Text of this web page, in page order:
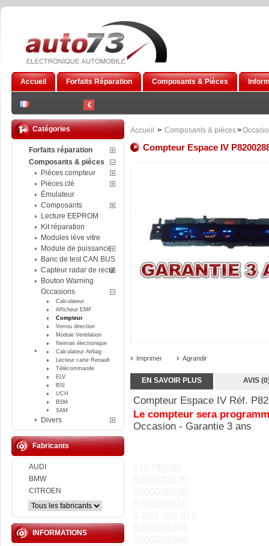
€
Accueil Forfaits Réparation Composants & Pièces
Catégories
Forfaits réparation
Composants & pièces
Pièces compteur
Pièces clé
Émulateur
Composants
Lecture EEPROM
Kit réparation
Modules lève vitre
Module de puissance
Banc de test CAN BUS
Capteur radar de recul
Bouton Warning
Occasions
Calculateur
Afficheur EMF
Compteur
Verrou direction
Module Ventilation
Neiman électronique
Calculateur Airbag
Lecteur carte Renault
Télécommande
ELV
BSI
UCH
BSM
SAM
Divers
Fabricants
AUDI
BMW
CITROEN
INFORMATIONS
Accueil > Composants & pièces>
Compteur Espace IV
Imprimer Agrandir
EN SAVOIR PLUS AVIS
Compteur Espace IV Réf.
Le compteur sera
Occasion - Garantie 3 ans